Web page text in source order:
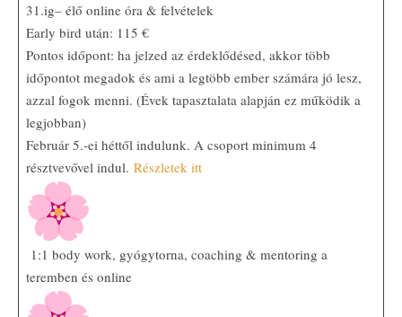
31.ig– élő online óra & felvételek
Early bird után: 115 €
Pontos időpont: ha jelzed az érdeklődésed, akkor több
időpontot megadok és ami a legtöbb ember számára jó lesz,
azzal fogok menni. (Évek tapasztalata alapján ez működik a
legjobban)
Február 5.-ei héttől indulunk. A csoport minimum 4
résztvevővel indul. Részletek itt
1:1 body work, gyógytorna, coaching & mentoring a
teremben és online